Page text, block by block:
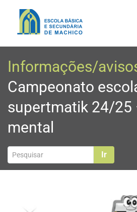
EBSM
Comunidade Educativa
Clubes e projetos
Atualidade
Contactos
Informações/
Campeonato
supertmatik 24/25
mental
Ir